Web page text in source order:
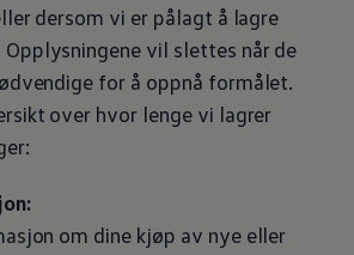
dersom vi er pålagt å lagre
vil slettes når de
for å oppnå formålet.
over hvor lenge vi lagrer
om dine kjøp av nye eller